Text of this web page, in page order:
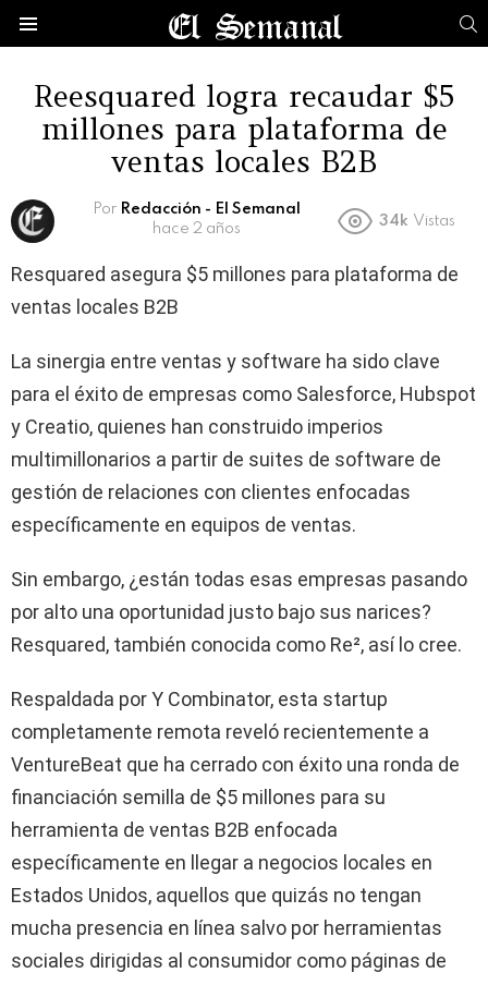
Reesquared logra recaudar $5
millones para plataforma de
ventas locales B2B
Por Redacción - El Semanal
hace 2 años
34k Vistas
Resquared asegura $5 millones para plataforma de
ventas locales B2B
La sinergia entre ventas y software ha sido clave
para el éxito de empresas como Salesforce, Hubspot
y Creatio, quienes han construido imperios
multimillonarios a partir de suites de software de
gestión de relaciones con clientes enfocadas
específicamente en equipos de ventas.
Sin embargo, ¿están todas esas empresas pasando
por alto una oportunidad justo bajo sus narices?
Resquared, también conocida como Re², así lo cree.
Respaldada por Y Combinator, esta startup
completamente remota reveló recientemente a
VentureBeat que ha cerrado con éxito una ronda de
financiación semilla de $5 millones para su
herramienta de ventas B2B enfocada
específicamente en llegar a negocios locales en
Estados Unidos, aquellos que quizás no tengan
mucha presencia en línea salvo por herramientas
sociales dirigidas al consumidor como páginas de